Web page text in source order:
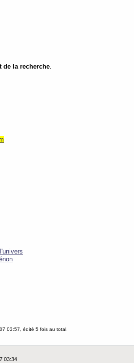
de la recherche.
03:57, édité 5 fois au total.
03:34